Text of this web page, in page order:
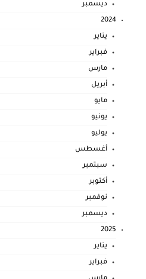
ديسمبر
2024
يناير
فبراير
مارس
أبريل
مايو
يونيو
يوليو
أغسطس
سبتمبر
أكتوبر
نوفمبر
ديسمبر
2025
يناير
فبراير